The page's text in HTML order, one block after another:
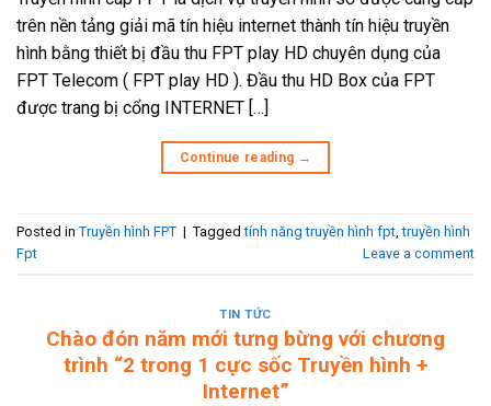
trên nền tảng giải mã tín hiệu internet thành tín hiệu truyền
hình bằng thiết bị đầu thu FPT play HD chuyên dụng của
FPT Telecom ( FPT play HD ). Đầu thu HD Box của FPT
được trang bị cổng INTERNET […]
Continue reading →
Posted in Truyền hình FPT | Taggedtính năng truyền hình fpt,truyền hình
Fpt
Leave a comment
TIN TỨC
Chào đón năm mới tưng bừng với chương
trình “2 trong 1 cực sốc Truyền hình +
Internet”